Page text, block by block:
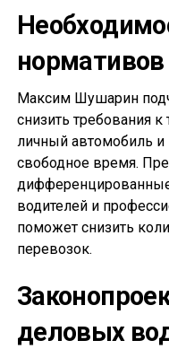
нормативов
Максим Шушарин
снизить требования
личный автомобиль
свободное время.
водителей и
поможет снизить
перевозок.
деловых